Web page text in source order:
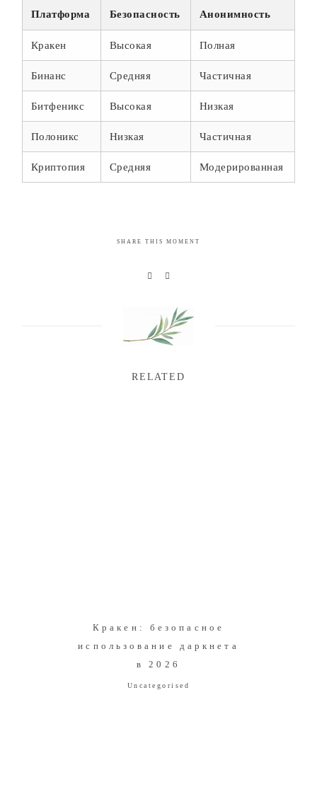
Платформа Безопасность Анонимность
Кракен Высокая Полная
Бинанс Средняя Частичная
Битфеникс Высокая Низкая
Полоникс Низкая Частичная
Криптопия Средняя Модерированная
SHARE THIS MOMENT
RELATED
Кракен: безопасное
использование даркнета
в 2026
Uncategorised